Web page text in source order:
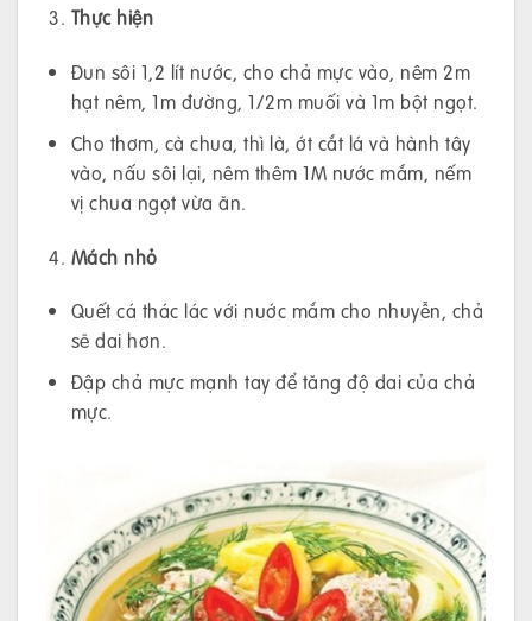
Thực hiện
Đun sôi 1,2 lít nước, cho chả mực vào, nêm 2m
hạt nêm, 1m đường, 1/2m muối và 1m bột ngọt.
Cho thơm, cà chua, thì là, ớt cắt lá và hành tây
vào, nấu sôi lại, nêm thêm 1M nước mắm, nếm
vị chua ngọt vừa ăn.
Mách nhỏ
Quết cá thác lác với nuớc mắm cho nhuyễn, chả
sẽ dai hơn.
Đập chả mực mạnh tay để tăng độ dai của chả
mực.